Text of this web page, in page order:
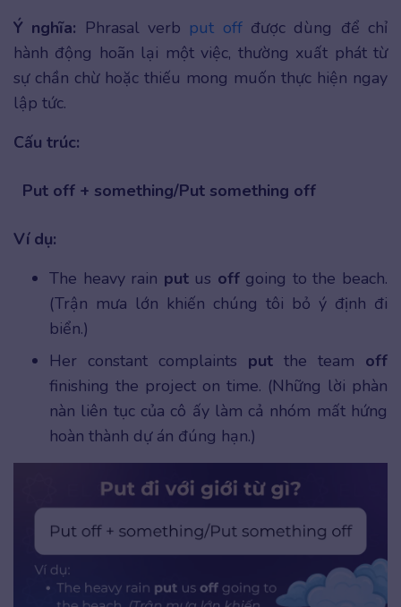
Ý nghĩa: Phrasal verb put offđược dùng để chỉ
hành động hoãn lại một việc, thường xuất phát từ
sự chần chừ hoặc thiếu mong muốn thực hiện ngay
lập tức.
Cấu trúc:
Put off + something/Put something off
Ví dụ:
The heavy rain put us off going to the beach.
(Trận mưa lớn khiến chúng tôi bỏ ý định đi
biển.)
Her constant complaints put the team off
finishing the project on time. (Những lời phàn
nàn liên tục của cô ấy làm cả nhóm mất hứng
hoàn thành dự án đúng hạn.)